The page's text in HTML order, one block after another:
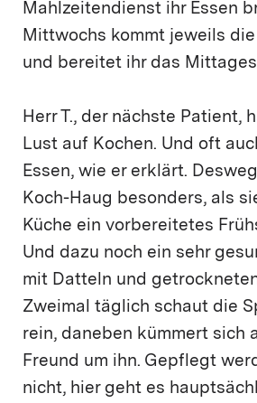
Mahlzeitendienst ihr Essen
Mittwochs kommt jeweils die
und bereitet ihr das
Herr T., der nächste Patient,
Lust auf Kochen. Und oft
Essen, wie er erklärt.
Koch-Haug besonders, als
Küche ein vorbereitetes
Und dazu noch ein sehr
mit Datteln und
Zweimal täglich schaut die
rein, daneben kümmert sich
Freund um ihn. Gepflegt
nicht, hier geht es